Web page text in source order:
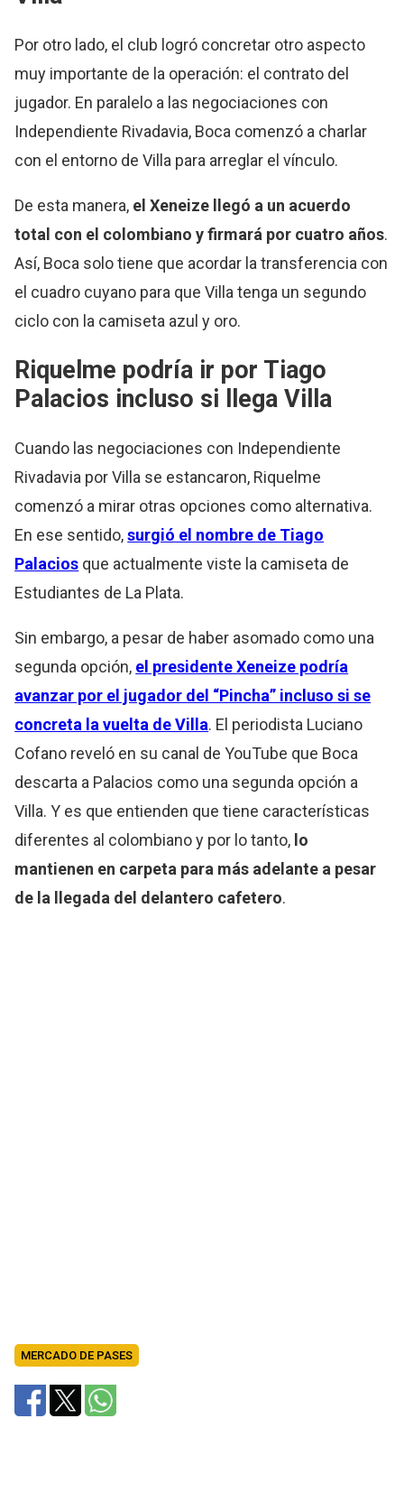
Por otro lado, el club logró concretar otro aspecto
muy importante de la operación: el contrato del
jugador. En paralelo a las negociaciones con
Independiente Rivadavia, Boca comenzó a charlar
con el entorno de Villa para arreglar el vínculo.
De esta manera, el Xeneize llegó a un acuerdo
total con el colombiano y firmará por cuatro años.
Así, Boca solo tiene que acordar la transferencia con
el cuadro cuyano para que Villa tenga un segundo
ciclo con la camiseta azul y oro.
Riquelme podría ir por Tiago
Palacios incluso si llega Villa
Cuando las negociaciones con Independiente
Rivadavia por Villa se estancaron, Riquelme
comenzó a mirar otras opciones como alternativa.
En ese sentido,surgió el nombre de Tiago
Palacios que actualmente viste la camiseta de
Estudiantes de La Plata.
Sin embargo, a pesar de haber asomado como una
segunda opción, el presidente Xeneize podría
avanzar por el jugador del “Pincha” incluso si se
concreta la vuelta de Villa. El periodista Luciano
Cofano reveló en su canal de YouTube que Boca
descarta a Palacios como una segunda opción a
Villa. Y es que entienden que tiene características
diferentes al colombiano y por lo tanto, lo
mantienen en carpeta para más adelante a pesar
de la llegada del delantero cafetero.
MERCADO DE PASES